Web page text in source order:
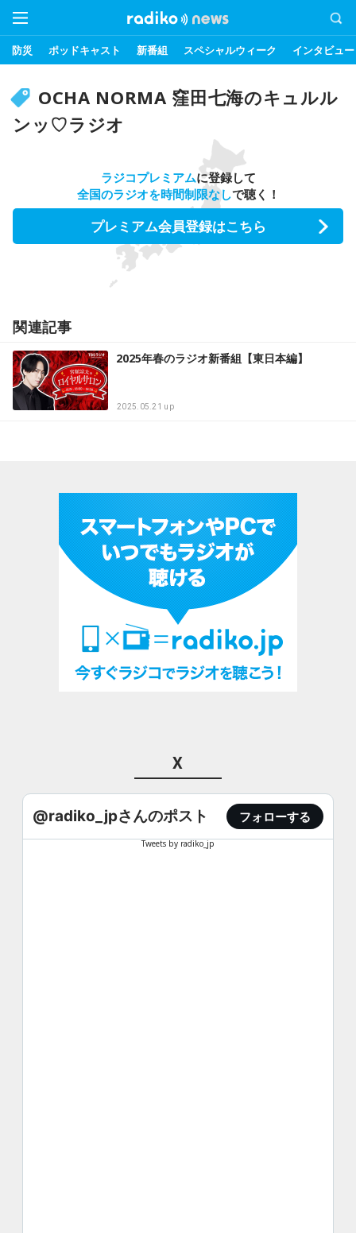
防災 ポッドキャスト 新番組 スペシャルウィーク インタビュー
OCHA NORMA 窪田七海のキュルル
ンッ♡ラジオ
ラジコプレミアムに登録して
全国のラジオを時間制限なしで聴く！
プレミアム会員登録はこちら
関連記事
2025年春のラジオ新番組【東日本編】
2025.05.21 up
X
@radiko_jpさんのポスト フォローする
Tweets by radiko_jp